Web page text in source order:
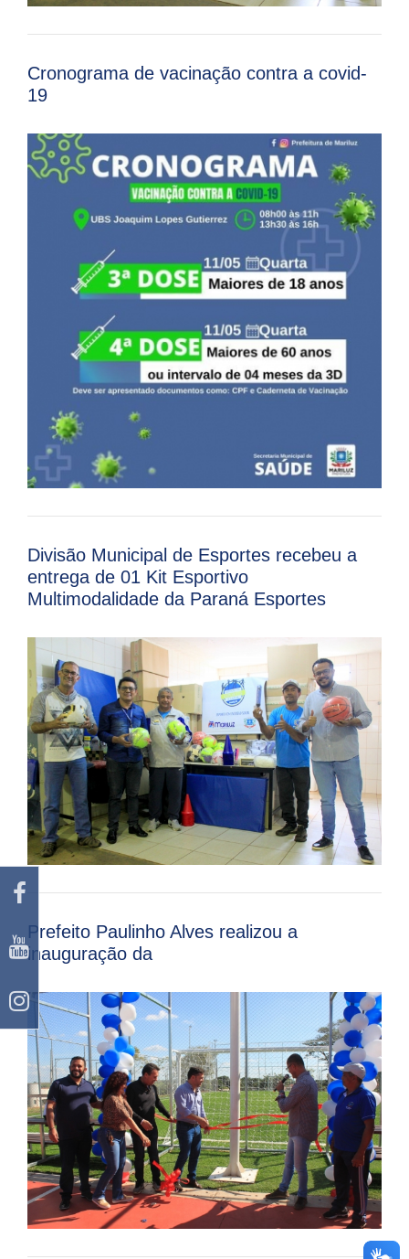
Cronograma de vacinação contra a covid-
19
Divisão Municipal de Esportes recebeu a
entrega de 01 Kit Esportivo
Multimodalidade da Paraná Esportes
Prefeito Paulinho Alves realizou a
inauguração da